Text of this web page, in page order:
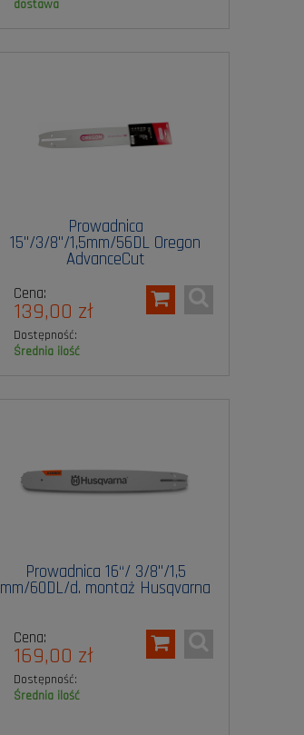
dostawa
Prowadnica
15"/3/8"/1,5mm/56DL Oregon
AdvanceCut
Cena:
139,00 zł
Dostępność:
średnia ilość
Prowadnica 16“/ 3/8"/1,5
mm/60DL/d. montaż Husqvarna
Cena:
169,00 zł
Dostępność:
średnia ilość